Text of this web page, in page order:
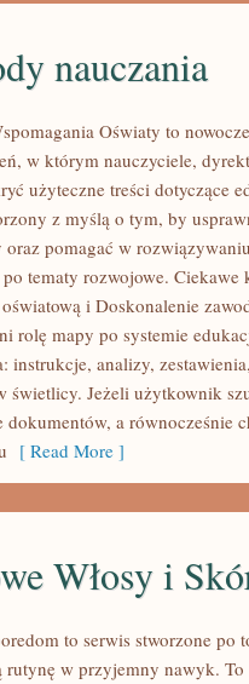
nauczania
Oświaty to
w którym nauczyciele,
użyteczne treści dotyczące
z myślą o tym, by
oraz pomagać w
tematy rozwojowe. Ciekawe
i Doskonalenie
rolę mapy po systemie
instrukcje, analizy,
świetlicy. Jeżeli użytkownik
dokumentów, a równocześnie
[ Read More ]
Włosy i
to serwis stworzone
rutynę w przyjemny nawyk.